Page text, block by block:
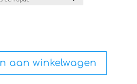
aan winkelwagen